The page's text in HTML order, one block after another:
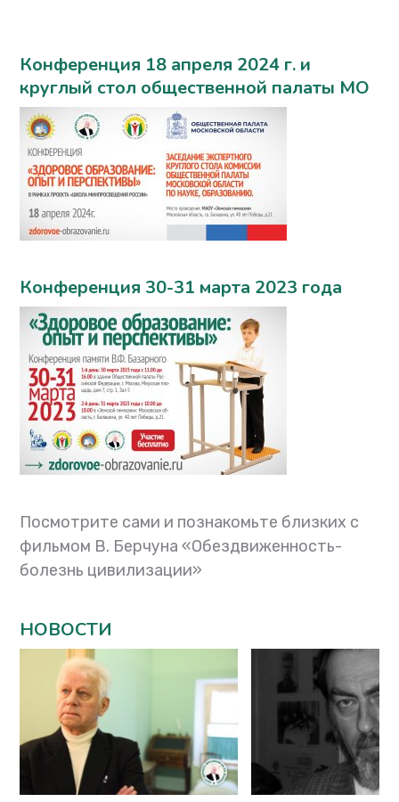
Конференция 18 апреля 2024 г. и
круглый стол общественной палаты МО
Конференция 30-31 марта 2023 года
Посмотрите сами и познакомьте близких с
фильмом В. Берчуна «Обездвиженность-
болезнь цивилизации»
НОВОСТИ